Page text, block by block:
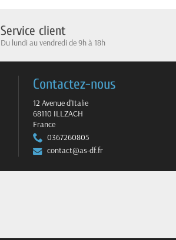
Service client
Du lundi au vendredi de 9h à 18h
Contactez-nous
12 Avenue d'Italie
68110 ILLZACH
France
0367260805
contact@as-df.fr